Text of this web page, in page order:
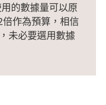
的數據量可以原
作為預算，相信
未必要選用數據